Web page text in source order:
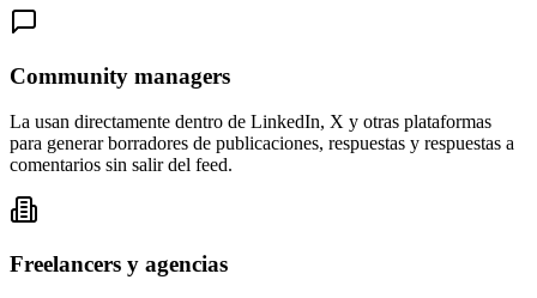
Community managers
La usan directamente dentro de LinkedIn, X y otras plataformas
para generar borradores de publicaciones, respuestas y respuestas a
comentarios sin salir del feed.
Freelancers y agencias